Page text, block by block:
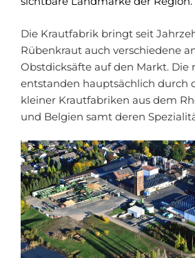
Die Krautfabrik bringt seit
Rübenkraut auch verschiedene
Obstdicksäfte auf den Markt. Die
entstanden hauptsächlich durch
kleiner Krautfabriken aus dem
und Belgien samt deren